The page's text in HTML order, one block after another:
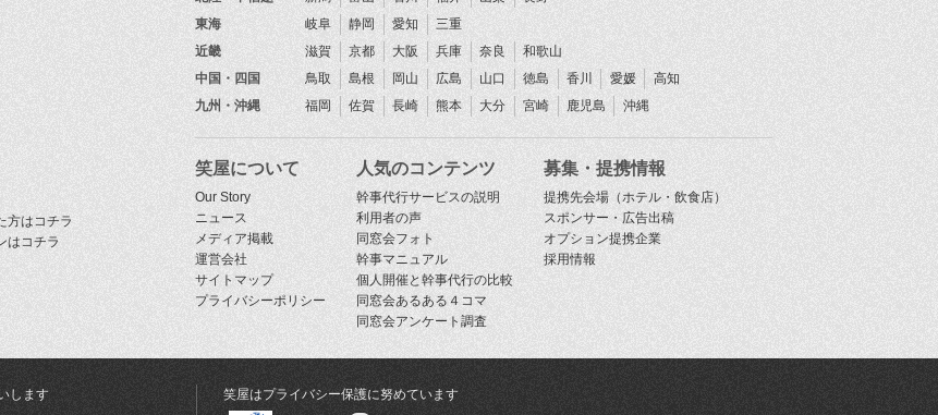
方はコチラ
はコチラ
東海
岐阜 静岡 愛知
三重
近畿
滋賀 京都 大阪 兵庫 奈良
和歌山
中国・四国
鳥取 島根 岡山 広島 山口 徳島 香川 愛媛
高知
九州・沖縄
福岡 佐賀 長崎 熊本 大分 宮崎 鹿児島 沖縄
笑屋について
Our Story
ニュース
メディア掲載
運営会社
サイトマップ
プライバシーポリシー
人気のコンテンツ
幹事代行サービスの説明
利用者の声
同窓会フォト
幹事マニュアル
個人開催と幹事代行の比較
同窓会あるある４コマ
同窓会アンケート調査
募集・提携情報
提携先会場（ホテル・飲食店）
スポンサー・広告出稿
オプション提携企業
採用情報
します 笑屋はプライバシー保護に努めています